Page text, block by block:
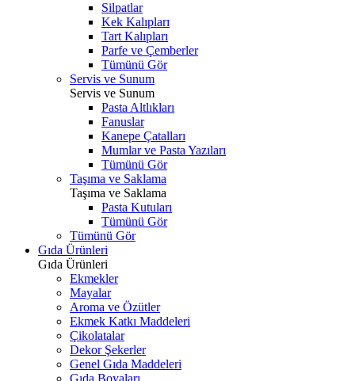
Silpatlar
Kek Kalıpları
Tart Kalıpları
Parfe ve Çemberler
Tümünü Gör
Servis ve Sunum
Servis ve Sunum
Pasta Altlıkları
Fanuslar
Kanepe Çatalları
Mumlar ve Pasta Yazıları
Tümünü Gör
Taşıma ve Saklama
Taşıma ve Saklama
Pasta Kutuları
Tümünü Gör
Tümünü Gör
Gıda Ürünleri
Gıda Ürünleri
Ekmekler
Mayalar
Aroma ve Özütler
Ekmek Katkı Maddeleri
Çikolatalar
Dekor Şekerler
Genel Gıda Maddeleri
Gıda Boyaları